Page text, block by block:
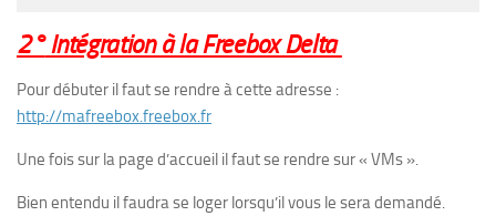
2° Intégration à la Freebox Delta
Pour débuter il faut se rendre à cette adresse :
http://mafreebox.freebox.fr
Une fois sur la page d’accueil il faut se rendre sur « VMs ».
Bien entendu il faudra se loger lorsqu’il vous le sera demandé.